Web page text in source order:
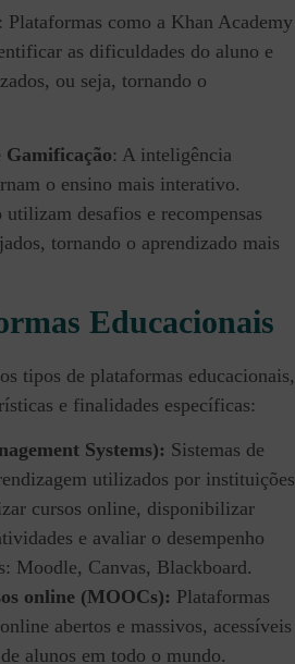
: Plataformas como a Khan Academy
as dificuldades do aluno e
ou seja, tornando o
: A inteligência
o ensino mais interativo.
desafios e recompensas
tornando o aprendizado mais
Educacionais
tipos de plataformas educacionais,
e finalidades específicas:
Systems): Sistemas de
utilizados por instituições
cursos online, disponibilizar
e avaliar o desempenho
Moodle, Canvas, Blackboard.
online (MOOCs): Plataformas
abertos e massivos, acessíveis
alunos em todo o mundo.